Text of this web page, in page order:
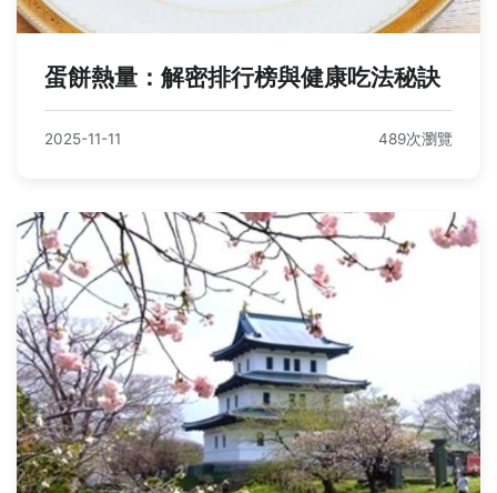
蛋餅熱量：解密排行榜與健康吃法秘訣
2025-11-11 489次瀏覽